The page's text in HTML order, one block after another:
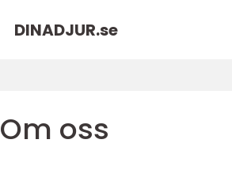
DINADJUR.se
Om oss